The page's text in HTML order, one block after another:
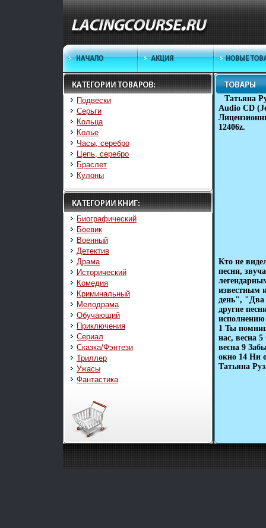
Подвески
Серьги
Кольца
Колье
Часы, серебро
Цепь, серебро
Браслет
Кулоны
Биографический
Боевик
Военный
Детектив
Драма
Исторический
Комедия
Криминальный
Мелодрама
Обучающий
Приключения
Сериал
Сказка/Фэнтези
Триллер
Ужасы
Фантастика
Татьяна
Audio CD
12406z.
Кто не
песни,
известным
день", "Два
другие
исполнению
1 Ты
нас, весна
весна 9
окно 14 Ни
Татьяна